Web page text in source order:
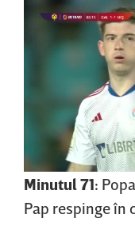
Minutul 71:
Pap respinge în